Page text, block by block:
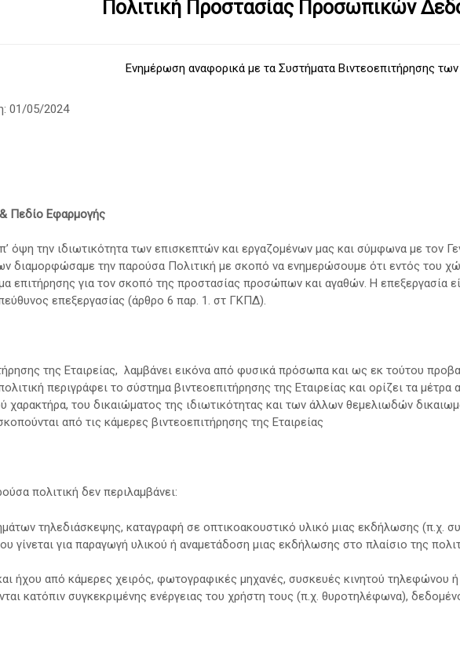
Πολιτική Προστασίας Προσωπικών
Ενημέρωση αναφορικά με τα Συστήματα Βιντεοεπιτήρησης
01/05/2024
Πεδίο Εφαρμογής
όψη την ιδιωτικότητα των επισκεπτών και εργαζομένων μας και σύμφωνα με τον
διαμορφώσαμε την παρούσα Πολιτική με σκοπό να ενημερώσουμε ότι εντός του
επιτήρησης για τον σκοπό της προστασίας προσώπων και αγαθών. Η επεξεργασία
επεξεργασίας (άρθρο 6 παρ. 1. στ ΓΚΠΔ).
της Εταιρείας, λαμβάνει εικόνα από φυσικά πρόσωπα και ως εκ τούτου
περιγράφει το σύστημα βιντεοεπιτήρησης της Εταιρείας και ορίζει τα
του δικαιώματος της ιδιωτικότητας και των άλλων θεμελιωδών
από τις κάμερες βιντεοεπιτήρησης της Εταιρείας
πολιτική δεν περιλαμβάνει:
τηλεδιάσκεψης, καταγραφή σε οπτικοακουστικό υλικό μιας εκδήλωσης (π.χ.
γίνεται για παραγωγή υλικού ή αναμετάδοση μιας εκδήλωσης στο πλαίσιο της
ήχου από κάμερες χειρός, φωτογραφικές μηχανές, συσκευές κινητού τηλεφώνου
κατόπιν συγκεκριμένης ενέργειας του χρήστη τους (π.χ. θυροτηλέφωνα),